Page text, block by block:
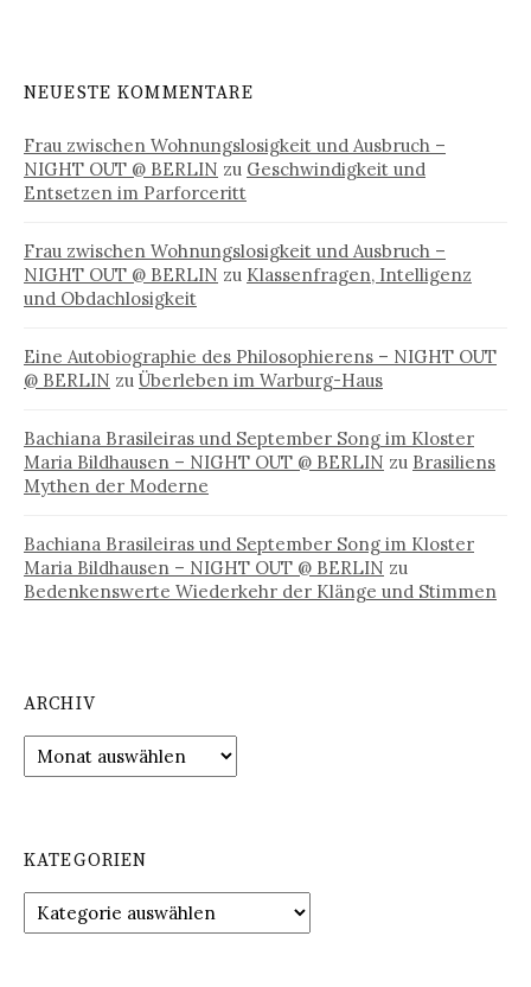
NEUESTE KOMMENTARE
Frau zwischen Wohnungslosigkeit und Ausbruch –
NIGHT OUT @ BERLIN zu Geschwindigkeit und
Entsetzen im Parforceritt
Frau zwischen Wohnungslosigkeit und Ausbruch –
NIGHT OUT @ BERLIN zu Klassenfragen, Intelligenz
und Obdachlosigkeit
Eine Autobiographie des Philosophierens – NIGHT OUT
@ BERLIN zu Überleben im Warburg-Haus
Bachiana Brasileiras und September Song im Kloster
Maria Bildhausen – NIGHT OUT @ BERLIN zu Brasiliens
Mythen der Moderne
Bachiana Brasileiras und September Song im Kloster
Maria Bildhausen – NIGHT OUT @ BERLIN zu
Bedenkenswerte Wiederkehr der Klänge und Stimmen
ARCHIV
Archiv
KATEGORIEN
Kategorien